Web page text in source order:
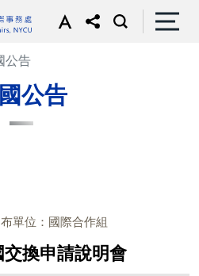
公告
公告
單位：國際合作組
交換申請說明會